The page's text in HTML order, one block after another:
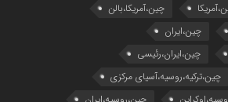
چین،آمریکا،بالن
چین،ایران
چین،ایران،رئیسی
چین،ترکیه،روسیه،آسیای مرکزی